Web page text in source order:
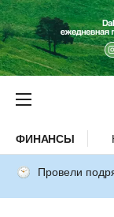
ФИНАНСЫ
Провели